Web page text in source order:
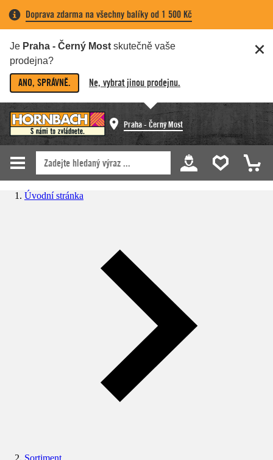
Doprava zdarma na všechny balíky od 1 500 Kč
Je Praha - Černý Most skutečně vaše
prodejna?
ANO, SPRÁVNĚ. Ne, vybrat jinou prodejnu.
Praha - Černý Most
Úvodní stránka
Sortiment